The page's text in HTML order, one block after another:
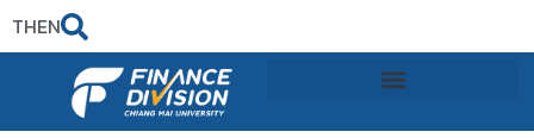
THEN